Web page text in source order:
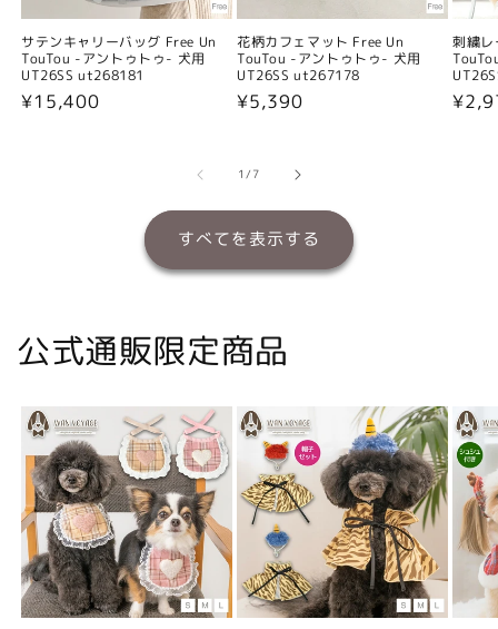
サテンキャリーバッグ Free Un
TouTou -アントゥトゥ- 犬用
UT26SS ut268181
通
¥15,400
花柄カフェマット Free Un
TouTou -アントゥトゥ- 犬用
UT26SS ut267178
通
格
¥5,390
刺繍
通
1/の
7
すべてを表示する
公式通販限定商品